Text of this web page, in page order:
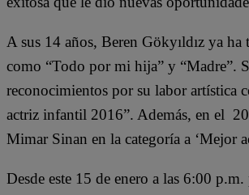
A sus 14 años, Beren Gökyıldız ya
como “Todo por mi hija” y “Madre”.
reconocimientos por su labor artística
actriz infantil 2016”. Además, en el
Mimar Sinan en la categoría a ‘Mejor
Desde este 15 de enero a las 6:00 p.m.